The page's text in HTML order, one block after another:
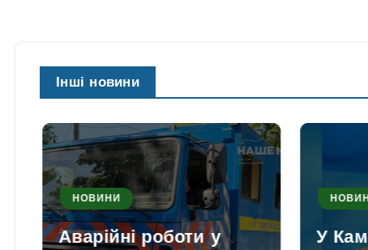
Інші новини
НОВИНИ
Аварійні роботи у
У